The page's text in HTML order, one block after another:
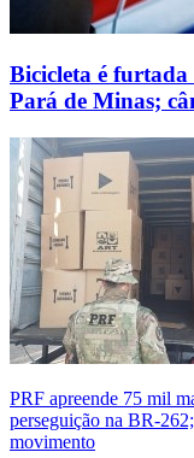
Bicicleta é
Pará de Minas;
PRF apreende 75 mil
perseguição na BR-
movimento